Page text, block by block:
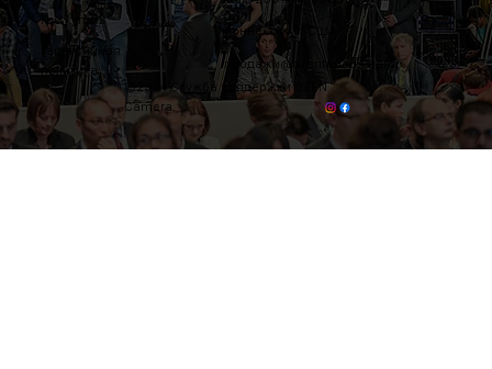
Где купить
Гарантийная
политика
©2024 Служба поддержки OZEN
Camera.
продажи@ozentripods.com
Коннектикут, США